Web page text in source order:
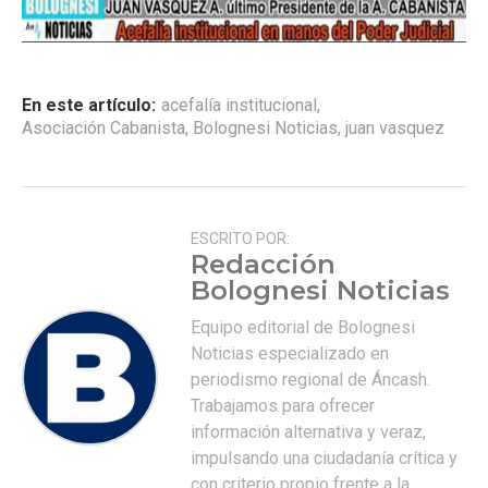
En este artículo: acefalía institucional,
Asociación Cabanista, Bolognesi Noticias, juan vasquez
ESCRITO POR:
Redacción
Bolognesi Noticias
Equipo editorial de Bolognesi
Noticias especializado en
periodismo regional de Áncash.
Trabajamos para ofrecer
información alternativa y veraz,
impulsando una ciudadanía crítica y